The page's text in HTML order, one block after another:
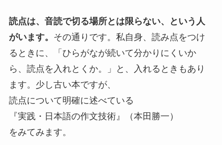
読点は、音読で切る場所とは限らない、という人
がいます。 その通りです。私自身、読み点をつけ
るときに、「ひらがなが続いて分かりにくいか
ら、読点を入れとくか。」と、入れるときもあり
ます。少し古い本ですが、
読点について明確に述べている
『実践・日本語の作文技術』（本田勝一）
をみてみます。